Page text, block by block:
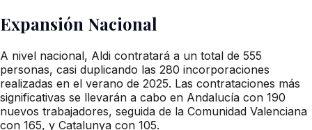
Expansión Nacional
A nivel nacional, Aldi contratará a un total de 555
personas, casi duplicando las 280 incorporaciones
realizadas en el verano de 2025. Las contrataciones más
significativas se llevarán a cabo en Andalucía con 190
nuevos trabajadores, seguida de la Comunidad Valenciana
con 165, y Catalunya con 105.